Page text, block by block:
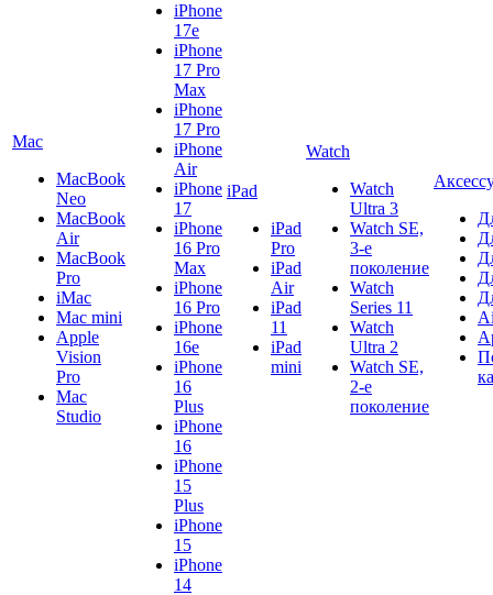
Mac
MacBook
Neo
MacBook
Air
MacBook
Pro
iMac
Mac mini
Apple
Vision
Pro
Mac
Studio
iPhone
17e
iPhone
17 Pro
Max
iPhone
17 Pro
iPhone
Air
iPhone
17
iPhone
16 Pro
Max
iPhone
16 Pro
iPhone
16e
iPhone
16
Plus
iPhone
16
iPhone
15
Plus
iPhone
15
iPhone
14
iPad
iPad
Pro
iPad
Air
iPad
11
iPad
mini
Watch
Watch
Ultra 3
Watch SE,
3-е
поколение
Watch
Series 11
Watch
Ultra 2
Watch SE,
2-е
поколение